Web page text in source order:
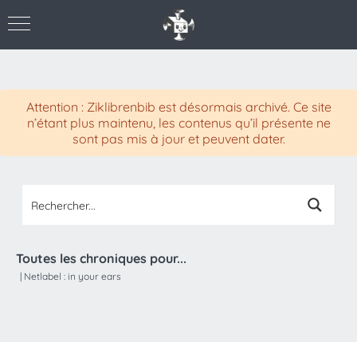
Attention : Ziklibrenbib est désormais archivé. Ce site
n’étant plus maintenu, les contenus qu’il présente ne
sont pas mis à jour et peuvent dater.
Toutes les chroniques pour...
| Netlabel : in your ears